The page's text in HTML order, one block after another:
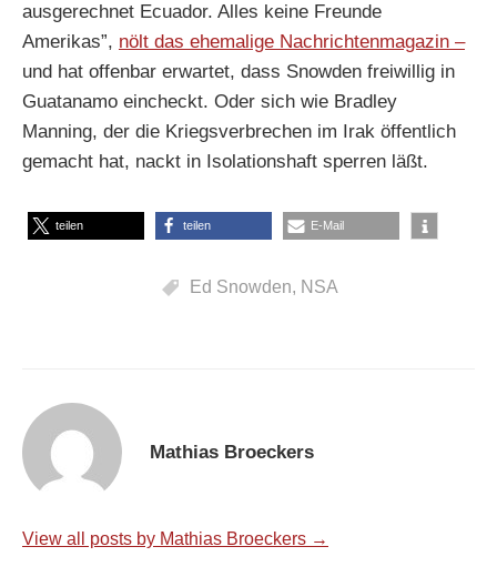
ausgerechnet Ecuador. Alles keine Freunde
Amerikas”, nölt das ehemalige Nachrichtenmagazin –
und hat offenbar erwartet, dass Snowden freiwillig in
Guatanamo eincheckt. Oder sich wie Bradley
Manning, der die Kriegsverbrechen im Irak öffentlich
gemacht hat, nackt in Isolationshaft sperren läßt.
teilen teilen E-Mail
Ed Snowden, NSA
Mathias Broeckers
View all posts by Mathias Broeckers →